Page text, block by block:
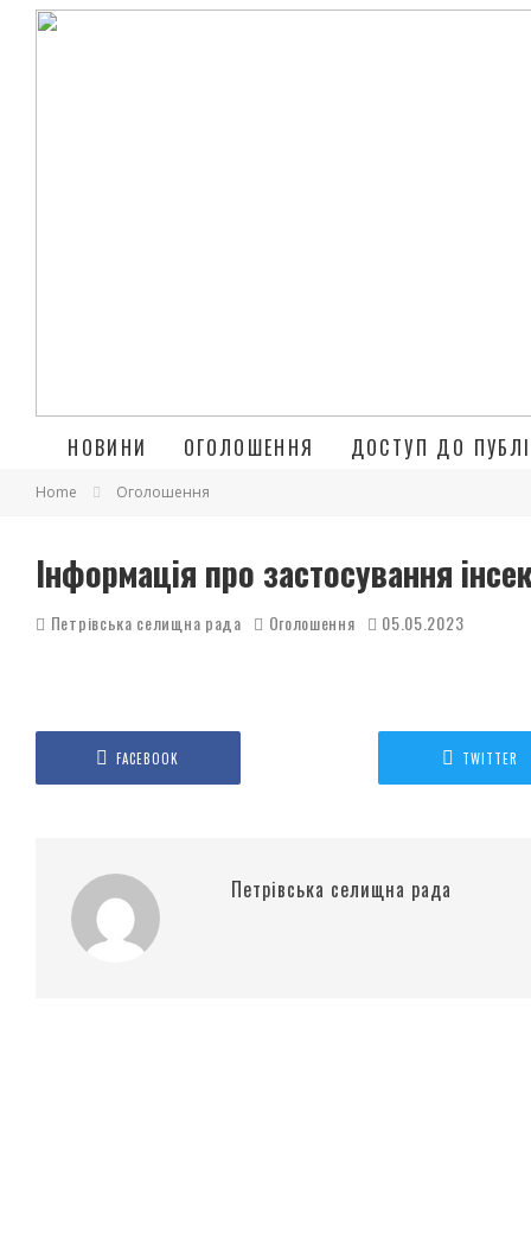
НОВИНИ ОГОЛОШЕННЯ ДОСТУП ДО
Home Оголошення
Інформація про застосування
Петрівська селищна рада Оголошення 05.05.2023
FACEBOOK TWITTER
Петрівська селищна рада